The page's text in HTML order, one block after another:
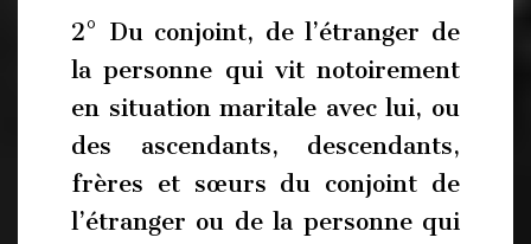
2° Du conjoint, de l’étranger de
la personne qui vit notoirement
en situation maritale avec lui, ou
des ascendants, descendants,
frères et sœurs du conjoint de
l’étranger ou de la personne qui